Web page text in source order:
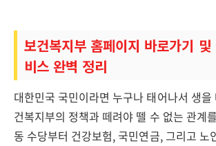
보건복지부 홈페이지 바로가기
비스 완벽 정리
대한민국 국민이라면 누구나 태어나서 생을
건복지부의 정책과 떼려야 뗄 수 없는 관계
동 수당부터 건강보험, 국민연금, 그리고 노